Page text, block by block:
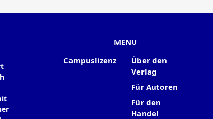
MENU
Campuslizenz
Über den
Verlag
Für Autoren
Für den
Handel